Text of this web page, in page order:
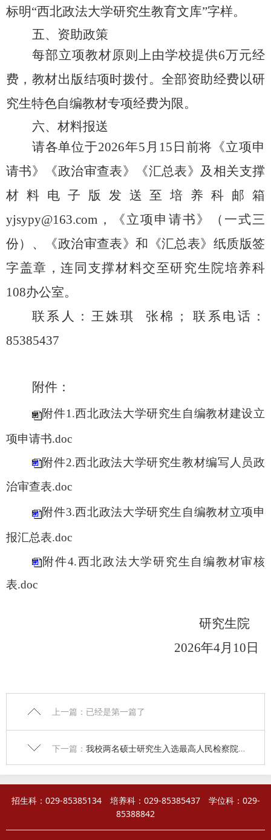
标明“西北政法大学研究生教育文库”字样。
五、资助政策
每部立项教材原则上由学校提供6万元经
费， 教材出版结项时拨付。全部资助经费以研
究生特色自编教材专项经费为限。
六、材料报送
请各单位于2026年5 月 15 日前将《立项申
请书》《政治审查表》 《汇总表》 及相关支撑
材料 电子版发送至培养科邮箱
yjsypy@163.com，《立项申请书》（一式三
份）、《政治审查表》和《汇总表》纸质版签
字盖章，连同 支撑材料交至研究生院培养科
108办公室。
联系人： 王姝琪 张棉 ；
联系电话：
85385437
附件：
附件1.西北政法大学研究生自编教材建设立
项申请书.doc
附件2.西北政法大学研究生教材编写人员政
治审查表.doc
附件3.西北政法大学研究生自编教材立项申
报汇总表.doc
附件4.西北政法大学研究生自编教材审核
表.doc
研究生院
2026年4月 10 日
上一篇：已经是第一篇了
下一篇： 我校两名硕士研究生入选最高人民检察院法律实习生
招生科：029-85385134 培养科：029-85385437 学位科：029-
85388842